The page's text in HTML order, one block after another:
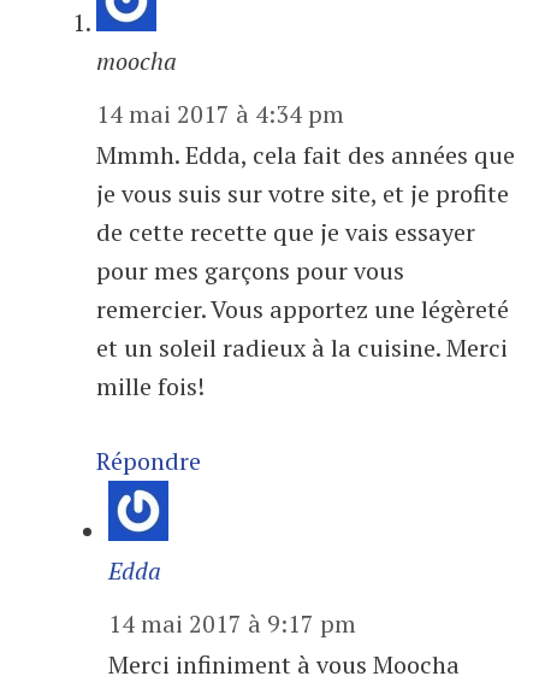
moocha
14 mai 2017 à 4:34 pm
Mmmh. Edda, cela fait des années que
je vous suis sur votre site, et je profite
de cette recette que je vais essayer
pour mes garçons pour vous
remercier. Vous apportez une légèreté
et un soleil radieux à la cuisine. Merci
mille fois!
Répondre
Edda
14 mai 2017 à 9:17 pm
Merci infiniment à vous Moocha